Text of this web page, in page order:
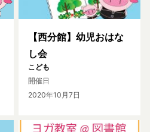
【西分館】幼児おはな
し会
こども
開催日
2020年10月7日